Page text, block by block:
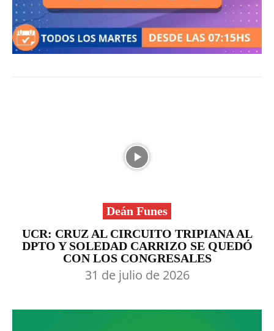
Deán Funes
UCR: CRUZ AL CIRCUITO TRIPIANA AL
DPTO Y SOLEDAD CARRIZO SE QUEDÓ
CON LOS CONGRESALES
31 de julio de 2026